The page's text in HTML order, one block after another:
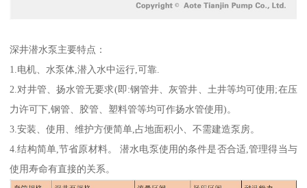
深井潜水泵主要特点：
1.电机、水泵体,潜入水中运行,可靠.
2.对井管、扬水管无要求(即:钢管井、灰管井、土井等均可使用;在压
力许可下,钢管、胶管、塑料管等均可作扬水管使用)。
3.安装、使用、维护方便简单,占地面积小、不需建造泵房。
4.结构简单,节省原材料。 潜水电泵使用的条件是否合适,管理得当与
使用寿命有直接的关系。